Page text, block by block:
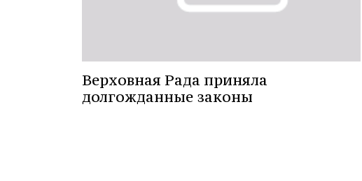
Верховная Рада приняла
долгожданные законы